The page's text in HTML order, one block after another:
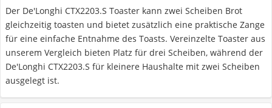
Der De'Longhi CTX2203.S Toaster kann zwei Scheiben Brot
gleichzeitig toasten und bietet zusätzlich eine praktische Zange
für eine einfache Entnahme des Toasts. Vereinzelte Toaster aus
unserem Vergleich bieten Platz für drei Scheiben, während der
De'Longhi CTX2203.S für kleinere Haushalte mit zwei Scheiben
ausgelegt ist.